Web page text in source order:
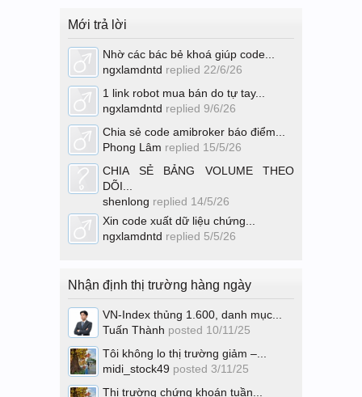
Mới trả lời
Nhờ các bác bẻ khoá giúp code...
ngxlamdntd replied 22/6/26
1 link robot mua bán do tự tay...
ngxlamdntd replied 9/6/26
Chia sẻ code amibroker báo điểm...
Phong Lâm replied 15/5/26
CHIA SẺ BẢNG VOLUME THEO
DÕI...
shenlong replied 14/5/26
Xin code xuất dữ liệu chứng...
ngxlamdntd replied 5/5/26
Nhận định thị trường hàng ngày
VN-Index thủng 1.600, danh mục...
Tuấn Thành posted 10/11/25
Tôi không lo thị trường giảm –...
midi_stock49 posted 3/11/25
Thị trường chứng khoán tuần...